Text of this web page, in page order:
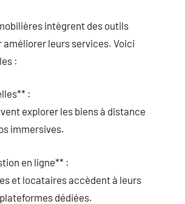
intègrent des outils
améliorer leurs services. Voici
:
:
explorer les biens à distance
immersives.
en ligne** :
et locataires accèdent à leurs
dédiées.